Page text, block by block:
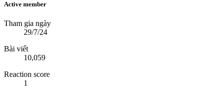
Active member
Tham gia ngày
29/7/24
Bài viết
10,059
Reaction score
1